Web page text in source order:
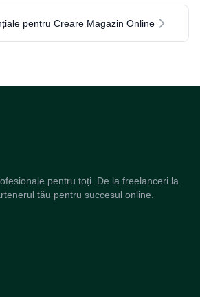
pentru Creare Magazin Online
pentru toți. De la freelanceri la
tău pentru succesul online.